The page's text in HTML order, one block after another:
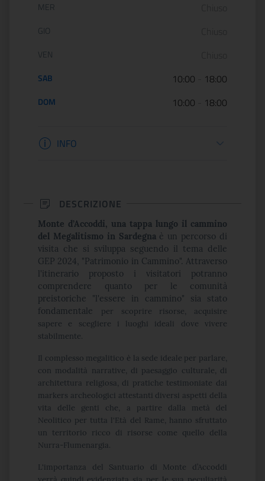
MER
GIO
VEN
SAB 10:00 18:00
DOM 10:00 18:00
Informazioni biglietteria
INFO
DESCRIZIONE
Monte d’Accoddi, una tappa lungo il cammino
del Megalitismo in Sardegnaè un percorso di
visita che si sviluppa seguendo il tema delle
GEP 2024, "Patrimonio in Cammino". Attraverso
l'itinerario proposto i visitatori potranno
comprendere quanto per le comunità
preistoriche "l'essere in cammino" sia stato
fondamentale
per scoprire risorse, acquisire
sapere e scegliere i luoghi ideali dove vivere
stabilmente.
Il complesso megalitico è la sede ideale per parlare,
con modalità narrative, di paesaggio culturale, di
architettura religiosa, di pratiche testimoniate dai
markers archeologici attestanti diversi aspetti della
vita delle genti che, a partire dalla metà del
Neolitico per tutta l'Età del Rame, hanno sfruttato
un territorio ricco di risorse come quello della
Nurra-Flumenargia.
L'importanza del Santuario di Monte d’Accoddi